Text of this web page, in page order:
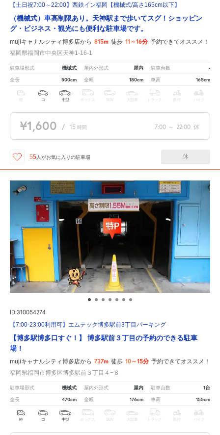
【土日祝7:00～22:00】西鉄イン福岡【機械式/高さ165cm以下】
（機械式）車高制限あり。天神駅まで歩いてスグ！ショッピン
グ・ビジネス・観光にも便利な駐車場です。
mujiキャナルシティ博多店から 815m 徒歩 11～16分 予約できてオススメ！
福岡県福岡市中央区天神1-16-1
駐車場形式 機械式 屋内外形式 屋内 駐車台数 -
全長 500cm 全幅 180cm 車高 165cm
軽 コ 中型 ボックス SUV 大型車 トラック 原付 バイク
¥1,600 / 15 時間 7:00 ～ 22:00 休
55 人がお気に入りの駐車場 休
ID:310054274
【7:00-23:00利用可】エムテック博多駅前3丁目パーキング
【博多駅博多口すぐ！】 博多駅前３丁目の予約のできる駐車
場！
mujiキャナルシティ博多店から 737m 徒歩 10～15分 予約できてオススメ！
福岡県福岡市博多区博多駅前３丁目４−８
駐車場形式 機械式 屋内外形式 屋内 駐車台数 1台
全長 470cm 全幅 176cm 車高 155cm
軽 コ 中型 ボックス SUV 大型車 トラック 原付 バイク